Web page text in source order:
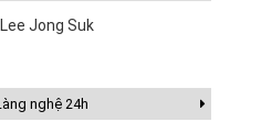
Jong Suk
nghệ 24h